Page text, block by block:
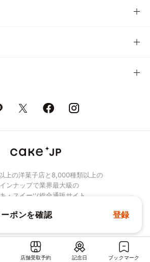
店舗受取予約 記念日 ブックマーク
上の洋菓子店と8,000種類以上の
ンナップで業界最大級の
・スイーツ総合通販サイト
© Cake.jp Co., Ltd.
ポンを確認 登録